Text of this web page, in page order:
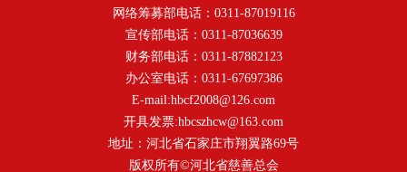
网络筹募部电话：0311-87019116
宣传部电话：0311-87036639
财务部电话：0311-87882123
办公室电话：0311-67697386
E-mail:hbcf2008@126.com
开具发票:hbcszhcw@163.com
地址：河北省石家庄市翔翼路69号
版权所有©河北省慈善总会